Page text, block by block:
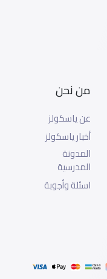
من نحن
عن ياسكولز
أخبار ياسكولز
المدونة
المدرسية
اسئلة وأجوبة